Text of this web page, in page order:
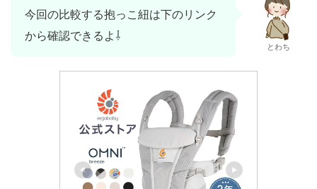
今回の比較する抱っこ紐は下のリンク
から確認できるよ⇩
とわち